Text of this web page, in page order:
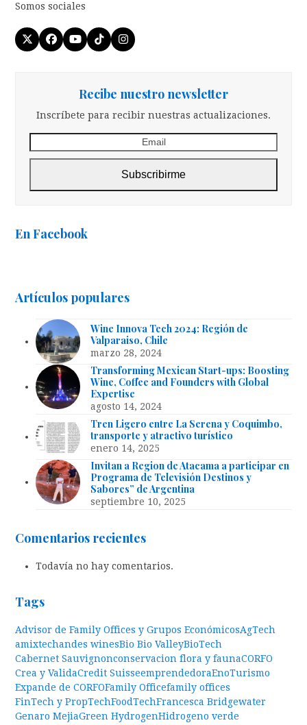
Somos sociales
Twitter
(deprecated)
Facebook
YouTube
TiktokInstagram
Recibe nuestro newsletter
Inscríbete para recibir nuestras actualizaciones.
Subscribirme
En Facebook
Artículos populares
Wine Innova Tech 2024: Región de
Valparaiso, Chile
marzo 28, 2024
Transforming Mexican Start-ups: Boosting
Wine, Coffee and Founders with Global
Expertise
agosto 14, 2024
Tren Ligero entre La Serena y Coquimbo,
transporte y atractivo turístico
enero 14, 2025
Invitan a Region de Atacama a participar en
Programa de Televisión Destinos y
Sabores” de Argentina
septiembre 10, 2025
Comentarios recientes
Todavía no hay comentarios.
Tags
Advisor de Family Offices y Grupos EconómicosAgTech
amixtechandes winesBio Bio ValleyBioTech
Cabernet Sauvignonconservacion flora y faunaCORFO
Crea y ValidaCredit SuisseemprendedoraEnoTurismo
Expande de CORFOFamily Officefamily offices
FinTech y PropTechFoodTechFrancesca Bridgewater
Genaro MejiaGreen HydrogenHidrogeno verde